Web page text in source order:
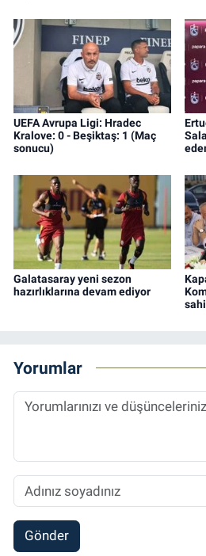
UEFA Avrupa Ligi: Hradec
Kralove: 0 - Beşiktaş: 1 (Maç
sonucu)
Galatasaray yeni sezon
hazırlıklarına devam ediyor
Yorumlar
Gönder